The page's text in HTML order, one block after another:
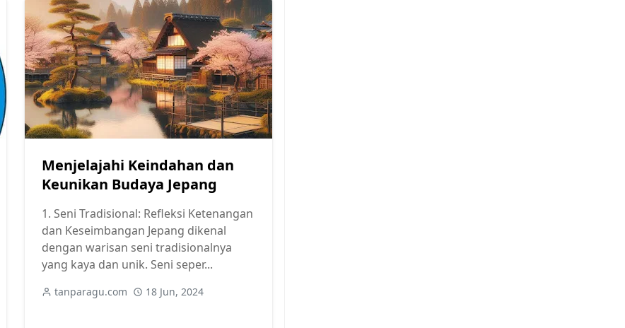
Menjelajahi Keindahan dan
Keunikan Budaya Jepang
1. Seni Tradisional: Refleksi Ketenangan
dan Keseimbangan Jepang dikenal
dengan warisan seni tradisionalnya
yang kaya dan unik. Seni seper...
tanparagu.com 18 Jun, 2024